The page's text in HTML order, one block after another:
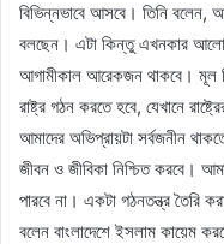
বিভিন্নভাবে আসবে। তিনি বলেন,
বলছেন। এটা কিন্তু এখনকার
আগামীকাল আরেকজন থাকবে। মূল
রাষ্ট্র গঠন করতে হবে, যেখানে
আমাদের অভিপ্রায়টা সর্বজনীন
জীবন ও জীবিকা নিশ্চিত করবে।
পারবে না। একটা গঠনতন্ত্র তৈরি
বলেন বাংলাদেশে ইসলাম কায়েম